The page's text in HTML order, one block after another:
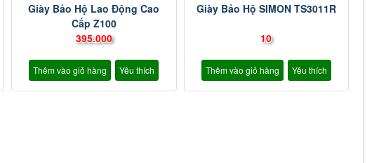
Giày Bảo Hộ Lao Động Cao
Cấp Z100
395.000
Thêm vào giỏ hàng Yêu thích
Giày Bảo Hộ SIMON TS3011R
10
Thêm vào giỏ hàng Yêu thích